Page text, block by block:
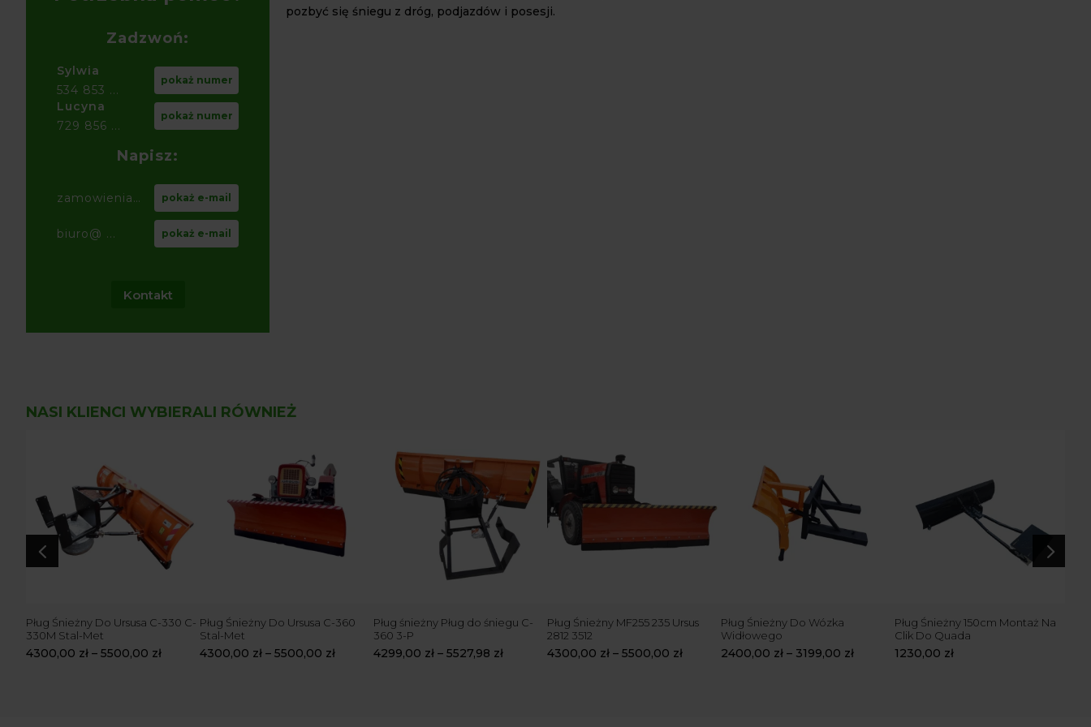
Zadzwoń:
Sylwia
534 853 ...
pokaż numer
Lucyna
729 856 ...
pokaż numer
Napisz:
zamowienia@ ... pokaż e-mail
biuro@ ... pokaż e-mail
Kontakt
pozbyć się śniegu z dróg, podjazdów i posesji.
NASI KLIENCI WYBIERALI RÓWNIEŻ
4
Pług Śnieżny Do Ursusa C-330 C-
330M Stal-Met
4300,00 zł – 5500,00 zł
Pług Śnieżny Do Ursusa C-360
Stal-Met
4300,00 zł – 5500,00 zł
Pług śnieżny Pług do śniegu C-
360 3-P
4299,00 zł – 5527,98 zł
Pług Śnieżny MF255 235 Ursus
2812 3512
4300,00 zł – 5500,00 zł
Pług Śnieżny Do Wózka
Widłowego
2400,00 zł – 3199,00 zł
Pług Śnieżny 150cm Montaż Na
Clik Do Quada
1230,00 zł
5